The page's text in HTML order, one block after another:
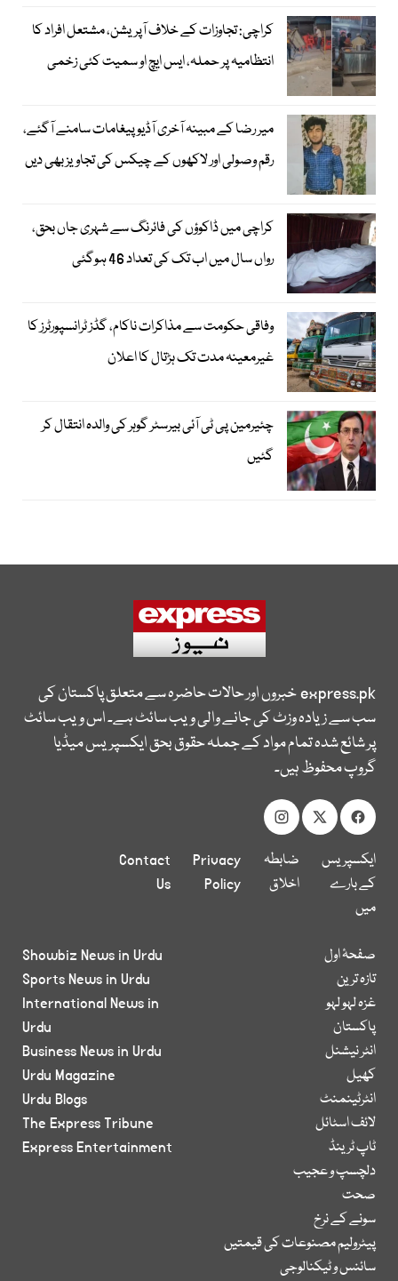
کراچی: تجاوزات کے خلاف آپریشن، مشتعل افراد کا
انتظامیہ پر حملہ، ایس ایچ او سمیت کئی زخمی
میر رضا کے مبینہ آخری آڈیو پیغامات سامنے آگئے،
رقم وصولی اور لاکھوں کے چیکس کی تجاویز بھی دیں
کراچی میں ڈاکوؤں کی فائرنگ سے شہری جاں بحق،
رواں سال میں اب تک کی تعداد 46 ہوگئی
وفاقی حکومت سے مذاکرات ناکام، گڈز ٹرانسپورٹرز کا
غیرمعینہ مدت تک ہڑتال کا اعلان
چئیرمین پی ٹی آئی بیرسٹر گوہر کی والدہ انتقال کر
گئیں
express.pkخبروں اور حالات حاضرہ سے متعلق پاکستان کی
سب سے زیادہ وزٹ کی جانے والی ویب سائٹ ہے۔ اس ویب سائٹ
پر شائع شدہ تمام مواد کے جملہ حقوق بحق ایکسپریس میڈیا
گروپ محفوظ ہیں۔
ایکسپریس
کے بارے
میں
ضابطہ
اخلاق
Privacy
Policy
Contact
Us
صفحۂ اول
تازہ ترین
غزہ لہو لہو
پاکستان
انٹر نیشنل
کھیل
انٹرٹینمنٹ
لائف اسٹائل
ٹاپ ٹرینڈ
دلچسپ و عجیب
صحت
سونے کے نرخ
پیٹرولیم مصنوعات کی قیمتیں
سائنس و ٹیکنالوجی
Showbiz News in Urdu
Sports News in Urdu
International News in
Urdu
Business News in Urdu
Urdu Magazine
Urdu Blogs
The Express Tribune
Express Entertainment